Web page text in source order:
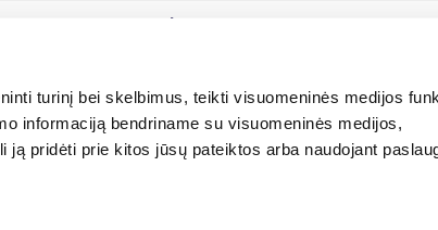
turinį bei skelbimus, teikti visuomeninės medijos
informaciją bendriname su visuomeninės medijos,
pridėti prie kitos jūsų pateiktos arba naudojant
esančias prekes internetu?